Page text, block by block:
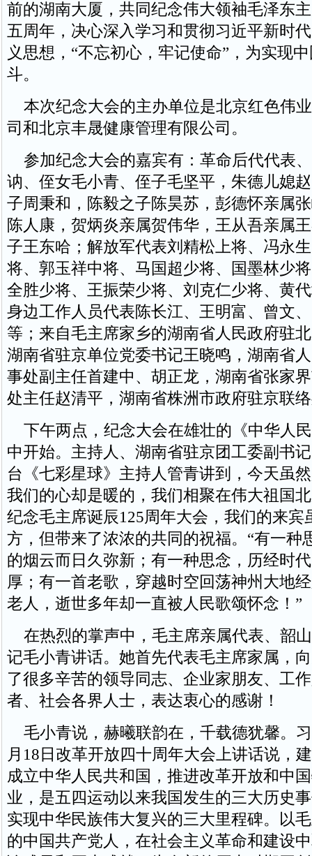
前的湖南大厦，共同纪念伟大领袖毛泽东
五周年，决心深入学习和贯彻习近平新时
义思想，“不忘初心，牢记使命”，为实现
斗。
本次纪念大会的主办单位是北京红色伟
司和北京丰晟健康管理有限公司。
参加纪念大会的嘉宾有：革命后代代表
讷、侄女毛小青、侄子毛坚平，朱德儿媳
子周秉和，陈毅之子陈昊苏，彭德怀亲属
陈人康，贺炳炎亲属贺伟华，王从吾亲属
子王东哈；解放军代表刘精松上将、冯永
将、郭玉祥中将、马国超少将、国墨林少
全胜少将、王振荣少将、刘克仁少将、黄
身边工作人员代表陈长江、王明富、曾文
等；来自毛主席家乡的湖南省人民政府驻
湖南省驻京单位党委书记王晓鸣，湖南省
事处副主任首建中、胡正龙，湖南省张家
处主任赵清平，湖南省株洲市政府驻京联
下午两点，纪念大会在雄壮的《中华人
中开始。主持人、湖南省驻京团工委副书
台《七彩星球》主持人管青讲到，今天虽
我们的心却是暖的，我们相聚在伟大祖国
纪念毛主席诞辰125周年大会，我们的来宾
方，但带来了浓浓的共同的祝福。“有一种
的烟云而日久弥新；有一种思念，历经时
厚；有一首老歌，穿越时空回荡神州大地
老人，逝世多年却一直被人民歌颂怀念！”
在热烈的掌声中，毛主席亲属代表、韶
记毛小青讲话。她首先代表毛主席家属，
了很多辛苦的领导同志、企业家朋友、工
者、社会各界人士，表达衷心的感谢！
毛小青说，赫曦联韵在，千载德犹馨。
月18日改革开放四十周年大会上讲话说，
成立中华人民共和国，推进改革开放和中
业，是五四运动以来我国发生的三大历史
实现中华民族伟大复兴的三大里程碑。以
的中国共产党人，在社会主义革命和建设